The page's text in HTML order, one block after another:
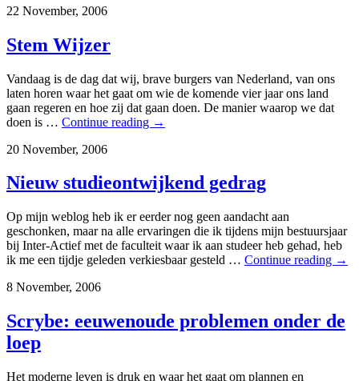
22 November, 2006
Stem Wijzer
Vandaag is de dag dat wij, brave burgers van Nederland, van ons
laten horen waar het gaat om wie de komende vier jaar ons land
gaan regeren en hoe zij dat gaan doen. De manier waarop we dat
doen is … Continue reading →
20 November, 2006
Nieuw studieontwijkend gedrag
Op mijn weblog heb ik er eerder nog geen aandacht aan
geschonken, maar na alle ervaringen die ik tijdens mijn bestuursjaar
bij Inter-Actief met de faculteit waar ik aan studeer heb gehad, heb
ik me een tijdje geleden verkiesbaar gesteld … Continue reading →
8 November, 2006
Scrybe: eeuwenoude problemen onder de
loep
Het moderne leven is druk en waar het gaat om plannen en